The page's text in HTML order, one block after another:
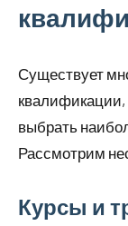
Существует
выбрать
Рассмотрим
Курсы и